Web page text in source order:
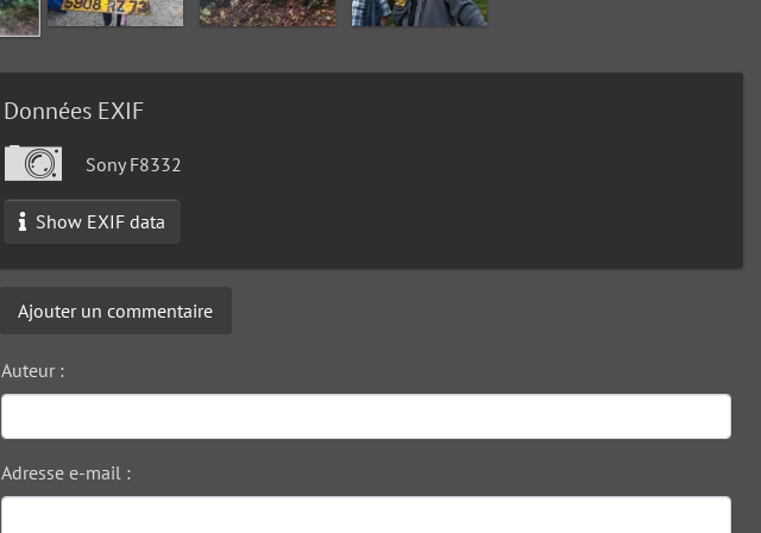
Données EXIF
Sony F8332
Show EXIF data
Ajouter un commentaire
Auteur :
Adresse e-mail :